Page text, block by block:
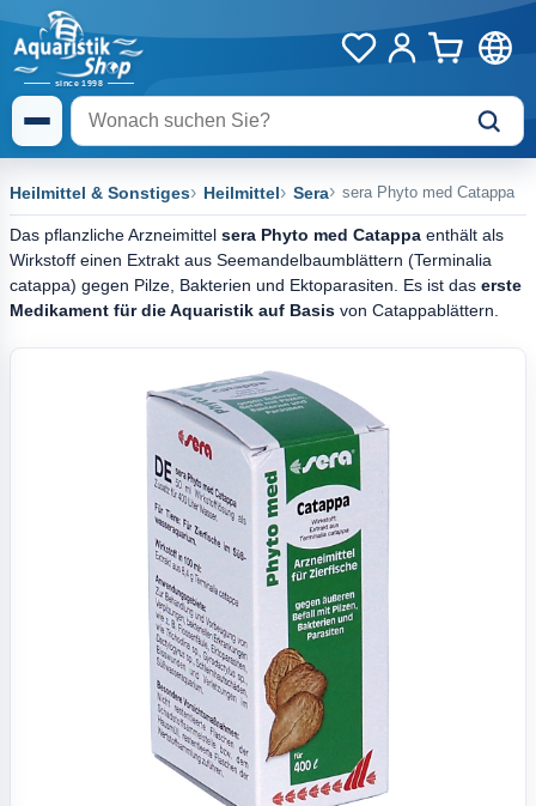
Heilmittel & Sonstiges Heilmittel Sera sera Phyto med Catappa
Das pflanzliche Arzneimittel sera Phyto med Catappa enthält als
Wirkstoff einen Extrakt aus Seemandelbaumblättern (Terminalia
catappa) gegen Pilze, Bakterien und Ektoparasiten. Es ist das erste
Medikament für die Aquaristik auf Basis von Catappablättern.